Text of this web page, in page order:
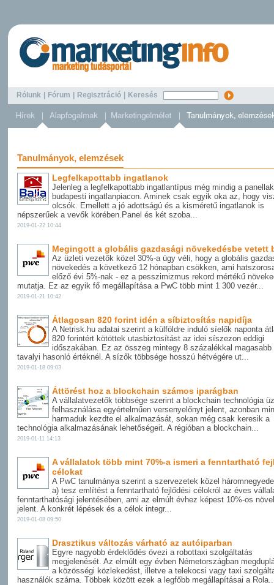
Rólunk Fórum Regisztráció Keresés
Tanulmányok, elemzések
Legfelkapottabb ingatlanok
Jelenleg a legfelkapottabb ingatlantípus még mindig a
budapesti ingatlanpiacon. Aminek csak egyik oka az, hogy
olcsók. Emellett a jó adottságú és a kisméretű ingatlanok is
népszerűek a vevők körében.Panel és két szoba...
2019-01-22 10:44
Megingott a globális gazdasági növekedésbe vetett
Az üzleti vezetők közel 30%-a úgy véli, hogy a globális
növekedés a következő 12 hónapban csökken, ami
előző évi 5%-nak - ez a pesszimizmus rekord mértékű
mutatja. Ez az egyik fő megállapítása a PwC több mint 1 300 vezér...
2019-01-21 10:42
Átlagosan 820 forint idén a síbiztosítás napidíja
A Netrisk.hu adatai szerint a külföldre induló síelők naponta
820 forintért kötöttek utasbiztosítást az idei síszezon eddigi
időszakában. Ez az összeg mintegy 8 százalékkal magasabb
tavalyi hasonló értéknél. A sízők többsége hosszú hétvégére ut...
2019-01-18 09:03
Áttörést hoz a blockchain számos iparágban
A vállalatvezetők többsége szerint a blockchain technológia
felhasználása egyértelműen versenyelőnyt jelent, azonban
harmaduk kezdte el alkalmazását, sokan még csak keresik a
technológia alkalmazásának lehetőségeit. A régióban a blockchain...
2019-01-11 14:13
A vállalatok több mint 70%-a ismeri a fenntartható
célokat
A PwC tanulmánya szerint a szervezetek közel
a) tesz említést a fenntartható fejlődési célokról az éves
fenntarthatósági jelentésében, ami az elmúlt évhez képest 10%-os
jelent. A konkrét lépések és a célok integr...
2019-01-08 09:50
Drasztikus változás várható az autóiparban
Egyre nagyobb érdeklődés övezi a robottaxi szolgáltatás
megjelenését. Az elmúlt egy évben Németországban
a közösségi közlekedést, illetve a telekocsi vagy taxi
használók száma. Többek között ezek a legfőbb megállapításai a